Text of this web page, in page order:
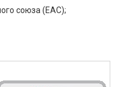
союза (ЕАС);